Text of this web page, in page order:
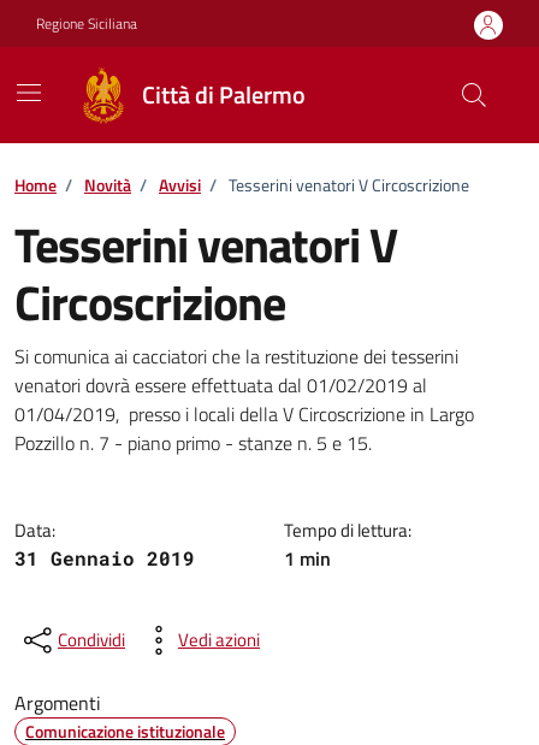
Vai ai contenuti
Vai al footer
Regione Siciliana
Città di Palermo
Home / Novità / Avvisi / Tesserini venatori V Circoscrizione
Tesserini venatori V
Circoscrizione
Dettagli della notizia
Si comunica ai cacciatori che la restituzione dei tesserini
venatori dovrà essere effettuata dal 01/02/2019 al
01/04/2019, presso i locali della V Circoscrizione in Largo
Pozzillo n. 7 - piano primo - stanze n. 5 e 15.
Data:
31 Gennaio 2019
Tempo di lettura:
1 min
Condividi Vedi azioni
Argomenti
Comunicazione istituzionale